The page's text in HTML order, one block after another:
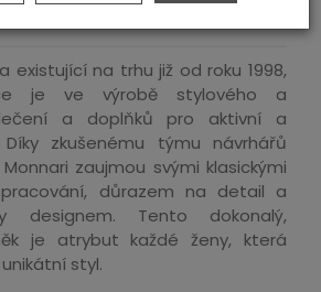
existující na trhu již od roku 1998,
je ve výrobě stylového a
a doplňků pro aktivní a
zkušenému týmu návrhářů
zaujmou svými klasickými
důrazem na detail a
designem. Tento dokonalý,
je atrybut každé ženy, která
styl.